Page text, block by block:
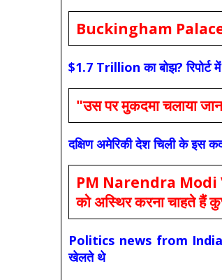
Buckingham Palace
$1.7 Trillion का बोझ?
"उस पर मुकदमा चलाया
दक्षिण अमेरिकी देश चिली के इस
PM Narendra Modi
को अस्थिर करना चाहते हैं
Politics news from India
खेलते थे